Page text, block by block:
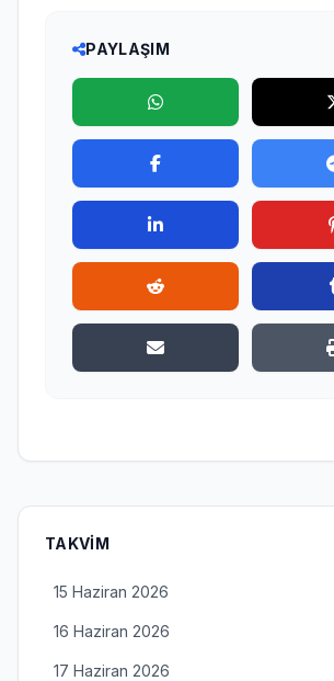
PAYLAŞIM
TAKVIM
15 Haziran 2026
16 Haziran 2026
17 Haziran 2026